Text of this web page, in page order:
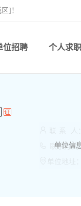
]！
位招聘 个人求职
单位信
联系方式